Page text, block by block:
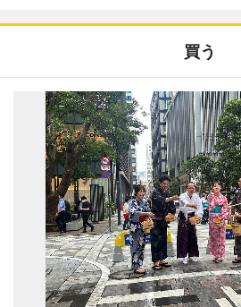
買う